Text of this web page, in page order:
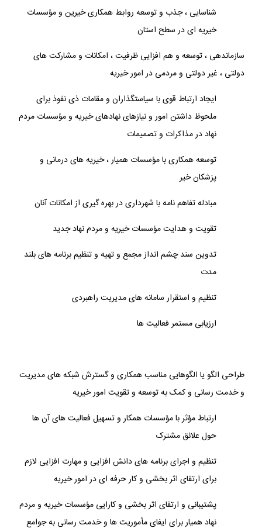
شناسایی ، جذب و توسعه روابط همکاری خیرین و مؤسسات
خیریه ای در سطح استان
سازماندهی ، توسعه و هم افزایی ظرفیت ، امکانات و مشارکت های
دولتی ، غیر دولتی و مردمی در امور خیریه
ایجاد ارتباط قوی با سیاستگذاران و مقامات ذی نفوذ برای
ملحوظ داشتن امور و نیازهای نهادهای خیریه و مؤسسات مردم
نهاد در مذاکرات و تصمیمات
توسعه همکاری با مؤسسات همیار ، خیریه های درمانی و
پزشکان خیر
مبادله تفاهم نامه با شهرداری در بهره گیری از امکانات آنان
تقویت و هدایت مؤسسات خیریه و مردم نهاد جدید
تدوین سند چشم انداز مجمع و تهیه و تنظیم برنامه های بلند
مدت
تنظیم و استقرار سامانه های مدیریت راهبردی
ارزیابی مستمر فعالیت ها
طراحی الگو یا الگوهایی مناسب همکاری و گسترش شبکه های مدیریت
و خدمت رسانی و کمک به توسعه و تقویت امور خیریه
ارتباط مؤثر با مؤسسات همکار و تسهیل فعالیت های آن ها
حول علائق مشترک
تنظیم و اجرای برنامه های دانش افزایی و مهارت افزایی لازم
برای ارتقای اثر بخشی و کار حرفه ای در امور خیریه
پشتیبانی و ارتقای اثر بخشی و کارایی مؤسسات خیریه و مردم
نهاد همیار برای ایفای مأموریت ها و خدمت رسانی به جوامع